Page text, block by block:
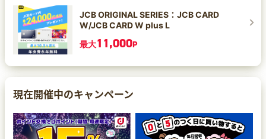
JCB ORIGINAL SERIES：JCB CARD
W/JCB CARD W plus L
最大11,000P
現在開催中のキャンペーン